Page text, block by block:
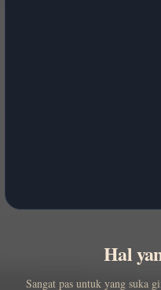
Hal
Sangat pas untuk yang suka